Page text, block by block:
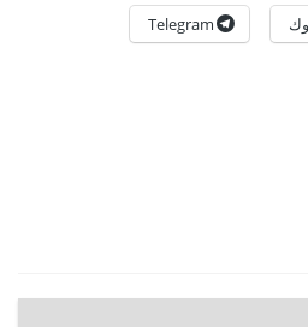
Telegram